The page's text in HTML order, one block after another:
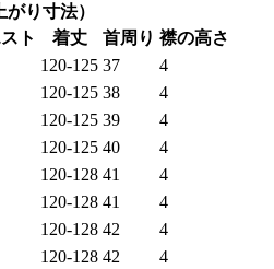
り寸法）
ト 着丈 首周り 襟の高さ
120-125 37
4
120-125 38
4
120-125 39
4
120-125 40
4
120-128 41
4
120-128 41
4
120-128 42
4
120-128 42
4